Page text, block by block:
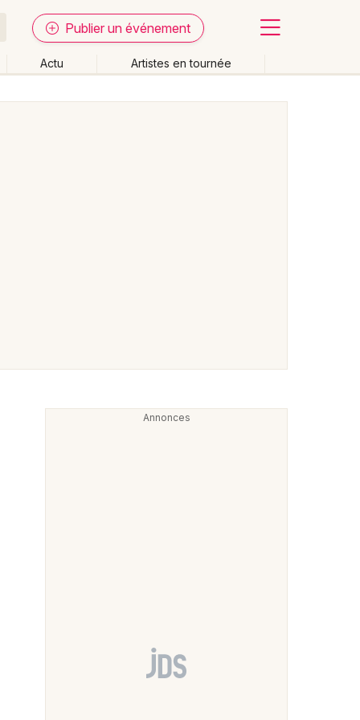
Publier un événement
Actu Artistes en tournée